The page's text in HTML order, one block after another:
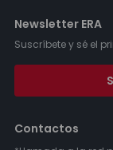
Newsletter ERA
Suscríbete y sé el
Contactos